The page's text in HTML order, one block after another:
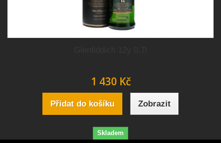
1 430 Kč
Přidat do košíku Zobrazit
Skladem